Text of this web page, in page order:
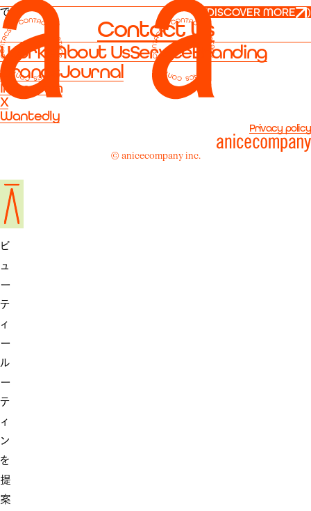
で
働
き
か
け
る
ん
だ
ビ
ュ
ー
テ
ィ
ー
ル
ー
テ
ィ
ン
を
提
案
(DISCOVER MORE )
Contact Us
Works About UsServiceBranding
BrandsJournal
Instagram
X
Wantedly
Privacy policy
© anicecompany inc.